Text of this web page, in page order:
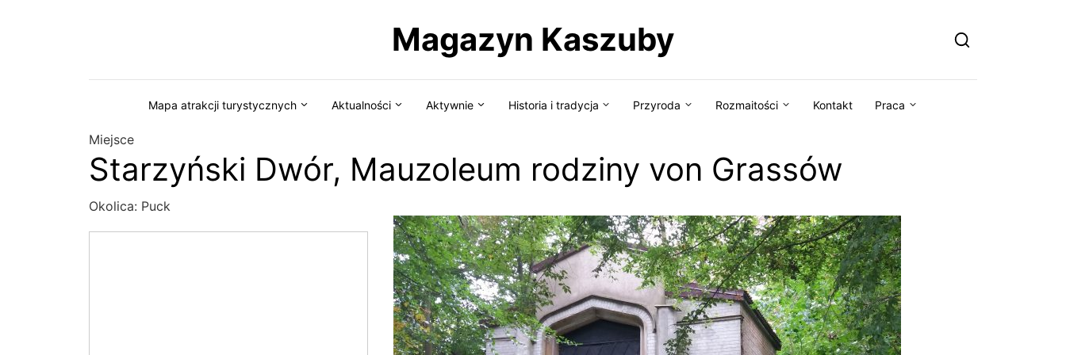
Magazyn Kaszuby
Mapa atrakcji turystycznych Aktualności Aktywnie Historia i tradycja Przyroda Rozmaitości Kontakt Praca
Miejsce
Starzyński Dwór, Mauzoleum rodziny von Grassów
Okolica: Puck